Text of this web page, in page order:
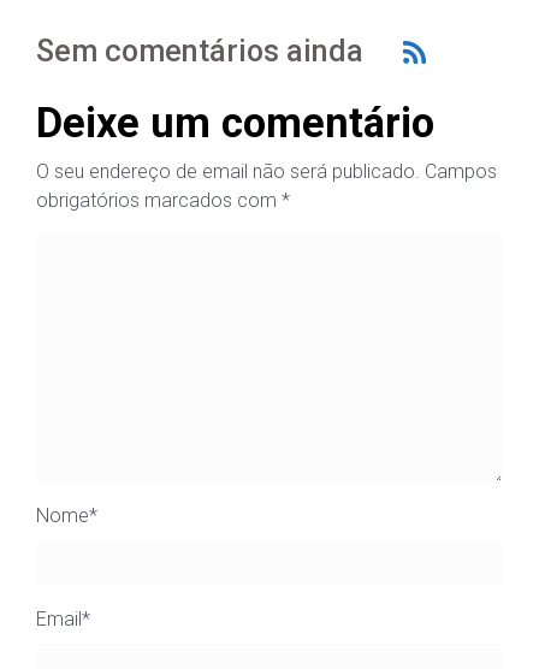
Sem comentários ainda
Deixe um comentário
O seu endereço de email não será publicado. Campos
obrigatórios marcados com *
Nome*
Email*